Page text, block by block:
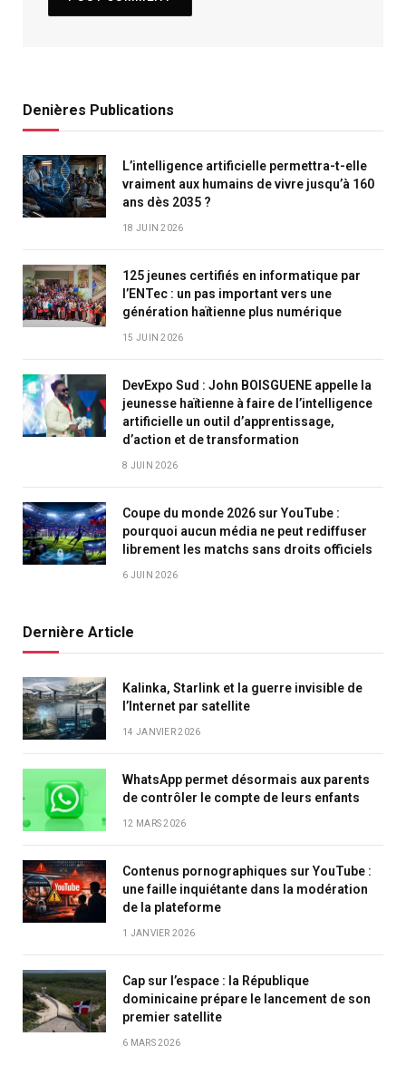
Denières Publications
L’intelligence artificielle permettra-t-elle
vraiment aux humains de vivre jusqu’à 160
ans dès 2035 ?
18 JUIN 2026
125 jeunes certifiés en informatique par
l’ENTec : un pas important vers une
génération haïtienne plus numérique
15 JUIN 2026
DevExpo Sud : John BOISGUENE appelle la
jeunesse haïtienne à faire de l’intelligence
artificielle un outil d’apprentissage,
d’action et de transformation
8 JUIN 2026
Coupe du monde 2026 sur YouTube :
pourquoi aucun média ne peut rediffuser
librement les matchs sans droits officiels
6 JUIN 2026
Dernière Article
Kalinka, Starlink et la guerre invisible de
l’Internet par satellite
14 JANVIER 2026
WhatsApp permet désormais aux parents
de contrôler le compte de leurs enfants
12 MARS 2026
Contenus pornographiques sur YouTube :
une faille inquiétante dans la modération
de la plateforme
1 JANVIER 2026
Cap sur l’espace : la République
dominicaine prépare le lancement de son
premier satellite
6 MARS 2026